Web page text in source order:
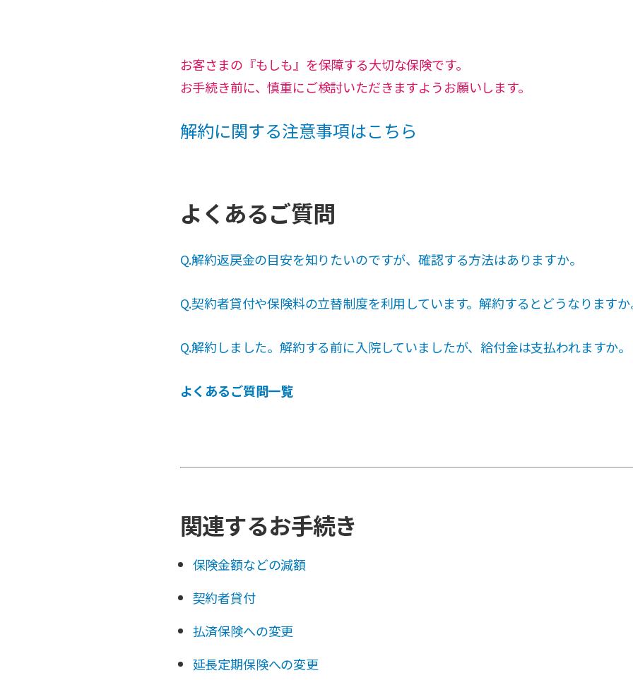
お客さまの『もしも』を保障する大切な保険です。
お手続き前に、慎重にご検討いただきますようお願いします。
解約に関する注意事項はこちら
よくあるご質問
Q.解約返戻金の目安を知りたいのですが、確認する方法はありますか。
Q.契約者貸付や保険料の立替制度を利用しています。解約するとどうなりますか
Q.解約しました。解約する前に入院していましたが、給付金は支払われますか。
よくあるご質問一覧
関連するお手続き
保険金額などの減額
契約者貸付
払済保険への変更
延長定期保険への変更